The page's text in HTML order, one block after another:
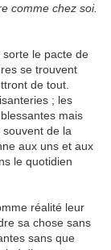
comme chez soi.
le pacte de
se trouvent
de tout.
; les
mais
de la
aux uns et aux
le quotidien
réalité leur
sa chose sans
sans que